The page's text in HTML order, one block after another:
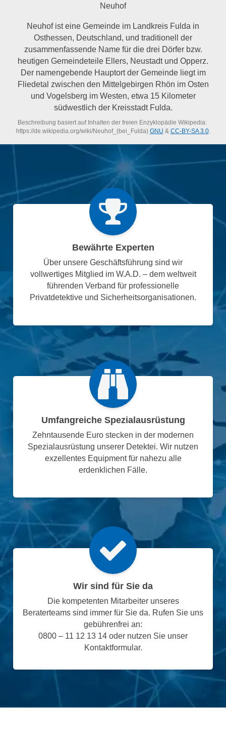
Neuhof
Neuhof ist eine Gemeinde im Landkreis Fulda in
Osthessen, Deutschland, und traditionell der
zusammenfassende Name für die drei Dörfer bzw.
heutigen Gemeindeteile Ellers, Neustadt und Opperz.
Der namengebende Hauptort der Gemeinde liegt im
Fliedetal zwischen den Mittelgebirgen Rhön im Osten
und Vogelsberg im Westen, etwa 15 Kilometer
südwestlich der Kreisstadt Fulda.
Beschreibung basiert auf Inhalten der freien Enzyklopädie Wikipedia:
https://de.wikipedia.org/wiki/Neuhof_(bei_Fulda) GNU & CC-BY-SA 3.0.
Bewährte Experten
Über unsere Geschäftsführung sind wir
vollwertiges Mitglied im W.A.D. – dem weltweit
führenden Verband für professionelle
Privatdetektive und Sicherheitsorganisationen.
Umfangreiche Spezialausrüstung
Zehntausende Euro stecken in der modernen
Spezialausrüstung unserer Detektei. Wir nutzen
exzellentes Equipment für nahezu alle
erdenklichen Fälle.
Wir sind für Sie da
Die kompetenten Mitarbeiter unseres
Beraterteams sind immer für Sie da. Rufen Sie uns
gebührenfrei an:
0800 – 11 12 13 14 oder nutzen Sie unser
Kontaktformular.